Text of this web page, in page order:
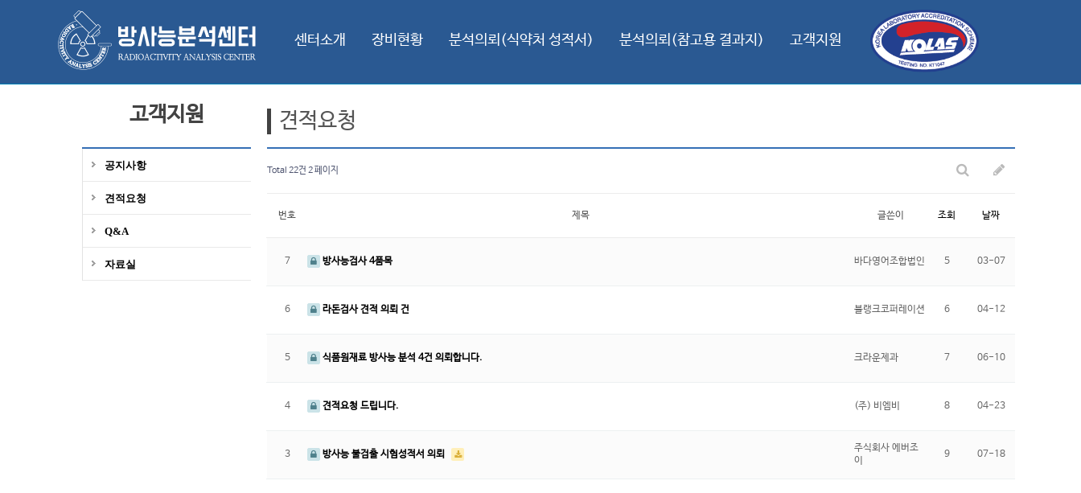
센터소개 장비현황 분석의뢰(식약처 성적서) 분석의뢰(참고용 결과지) 고객지원
고객지원
공지사항
견적요청
Q&A
자료실
견적요청
Total 22건 2 페이지
번호 제목 글쓴이 조회 날짜
7 방사능검사 4품목 바다영어조합법인 5 03-07
6 라돈검사 견적 의뢰 건 블랭크코퍼레이션 6 04-12
5 식품원재료 방사능 분석 4건 의뢰합니다. 크라운제과 7 06-10
4 견적요청 드립니다. (주) 비엠비 8 04-23
3 방사능 불검출 시험성적서 의뢰
주식회사 에버조
이
9 07-18